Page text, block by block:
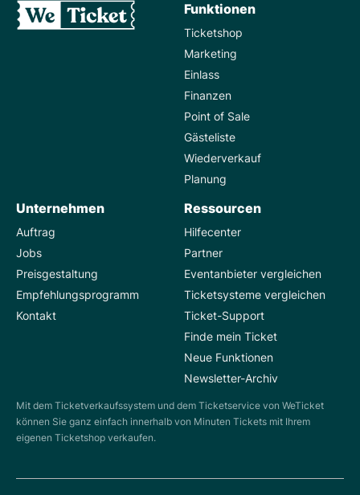
Funktionen
Ticketshop
Marketing
Einlass
Finanzen
Point of Sale
Gästeliste
Wiederverkauf
Planung
Unternehmen
Auftrag
Jobs
Preisgestaltung
Empfehlungsprogramm
Kontakt
Ressourcen
Hilfecenter
Partner
Eventanbieter vergleichen
Ticketsysteme vergleichen
Ticket-Support
Finde mein Ticket
Neue Funktionen
Newsletter-Archiv
Mit dem Ticketverkaufssystem und dem Ticketservice von WeTicket
können Sie ganz einfach innerhalb von Minuten Tickets mit Ihrem
eigenen Ticketshop verkaufen.